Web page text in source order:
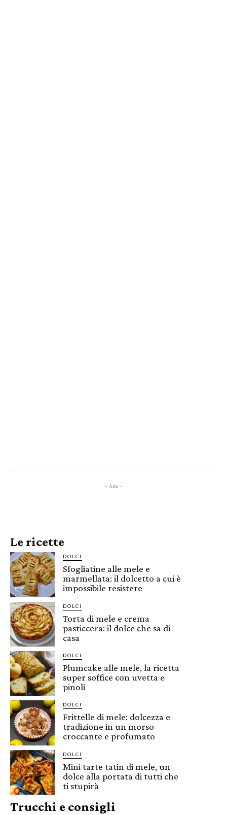
- Adv -
Le ricette
DOLCI
Sfogliatine alle mele e
marmellata: il dolcetto a cui è
impossibile resistere
DOLCI
Torta di mele e crema
pasticcera: il dolce che sa di
casa
DOLCI
Plumcake alle mele, la ricetta
super soffice con uvetta e
pinoli
DOLCI
Frittelle di mele: dolcezza e
tradizione in un morso
croccante e profumato
DOLCI
Mini tarte tatin di mele, un
dolce alla portata di tutti che
ti stupirà
Trucchi e consigli